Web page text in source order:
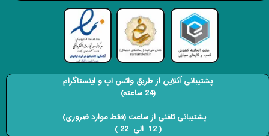
پشتیبانی آنلاین از طریق واتس اپ و اینستاگرام
(24 ساعته)
​​​​​​​ پشتیبانی تلفنی از ساعت (فقط موارد ضروری)
( 12 الی 22 ) ​​​​​​​